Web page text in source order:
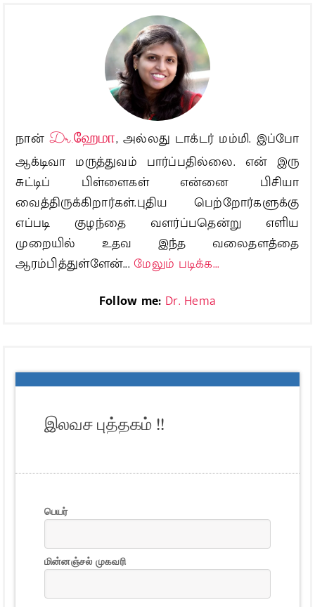
நான்Dr.ஹேமா, அல்லது டாக்டர் மம்மி. இப்போ
ஆக்டிவா மருத்துவம் பார்ப்பதில்லை. என் இரு
சுட்டிப் பிள்ளைகள் என்னை பிசியா
வைத்திருக்கிறார்கள்.புதிய பெற்றோர்களுக்கு
எப்படி குழந்தை வளர்ப்பதென்று எளிய
முறையில் உதவ இந்த வலைதளத்தை
ஆரம்பித்துள்ளேன்...மேலும் படிக்க...
Follow me: Dr. Hema
இலவச புத்தகம் !!
பெயர்
மின்னஞ்சல் முகவரி